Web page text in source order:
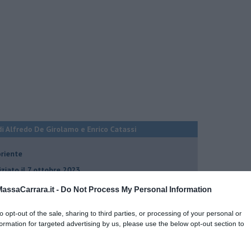
- Do Not Process My Personal Information
opt-out of the sale, sharing to third parties, or processing of your personal or
for targeted advertising by us, please use the below opt-out section to
Alfredo De Girolamo e Enrico Catassi
il 7 ottobre 2023